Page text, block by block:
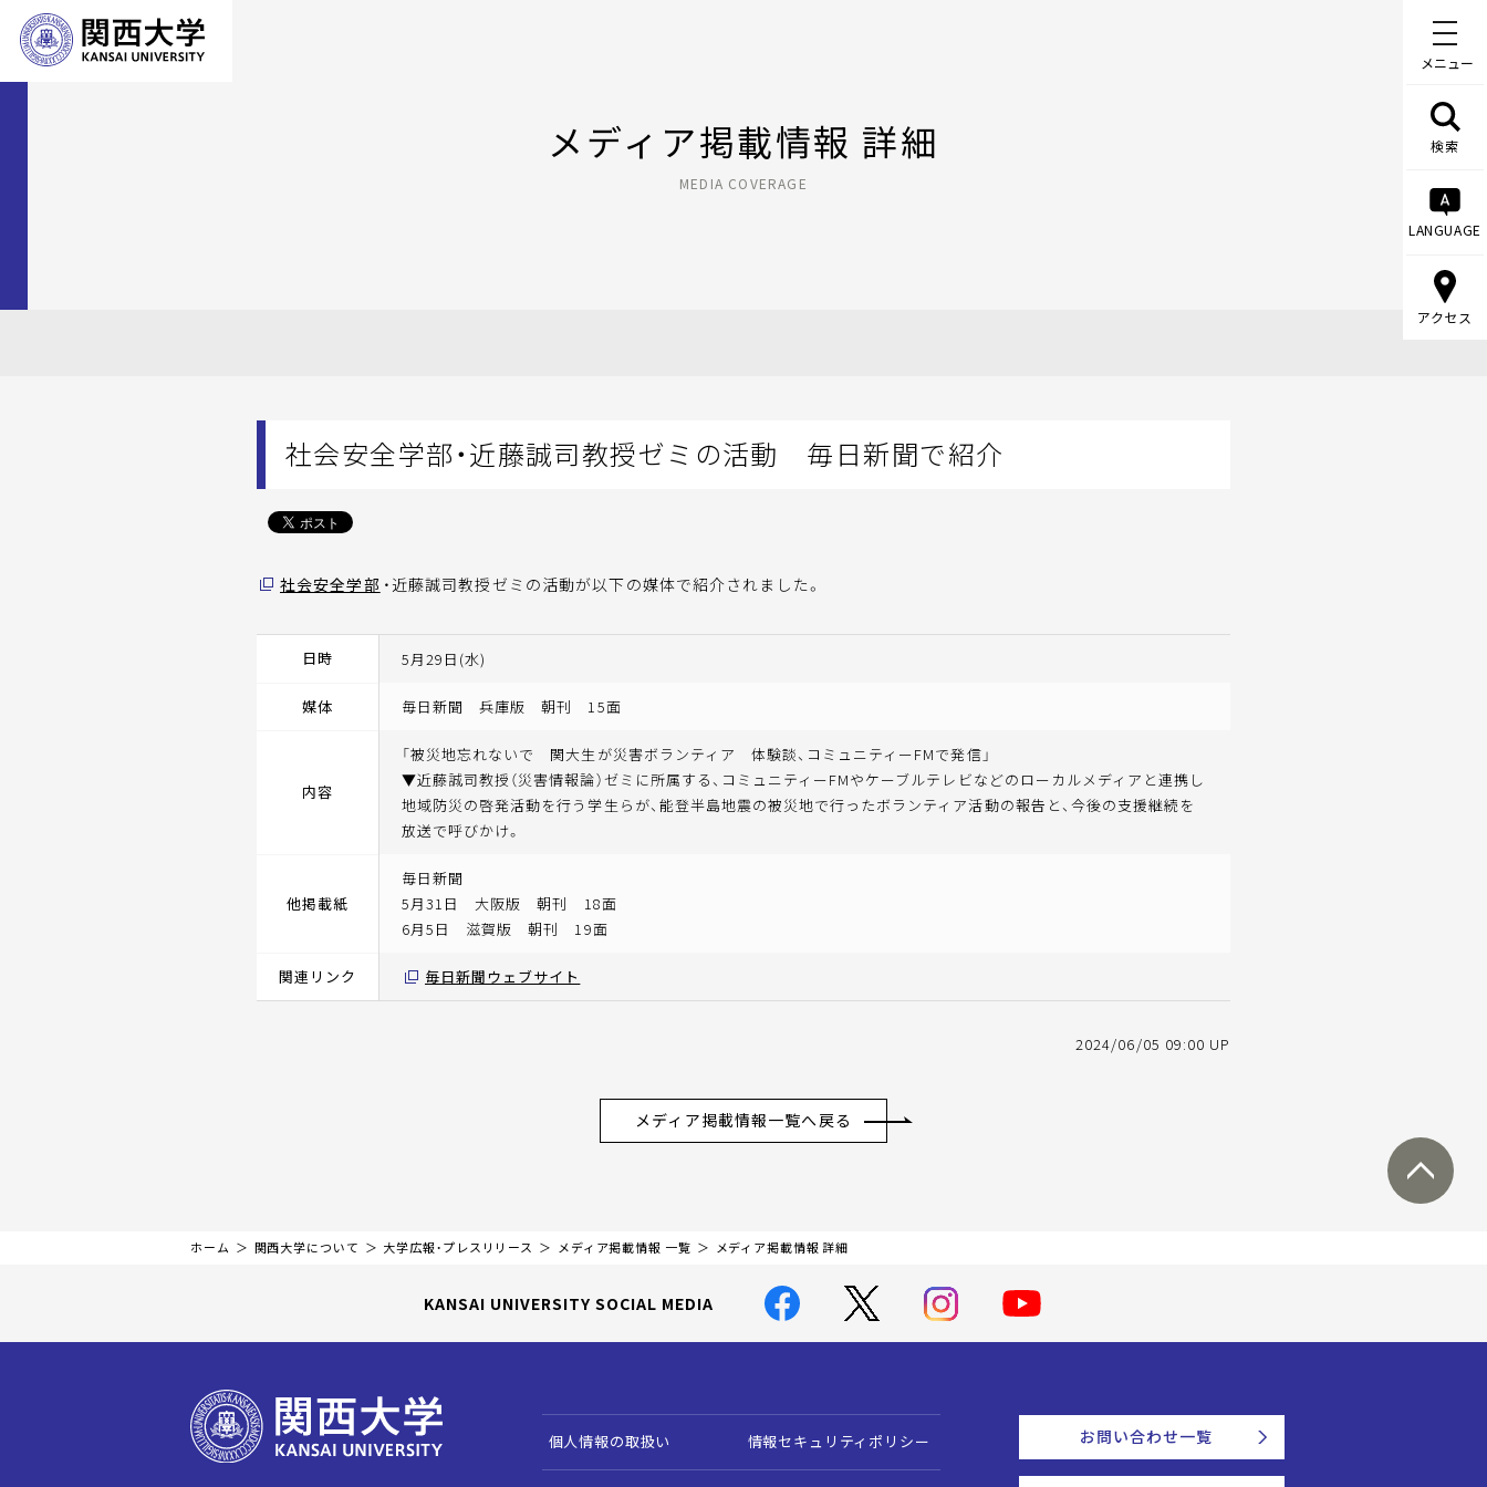
メニュー
検索
LANGUAGE
アクセス
メディア掲載情報 詳細
MEDIA COVERAGE
社会安全学部・近藤誠司教授ゼミの活動 毎日新聞で紹介
社会安全学部 ・近藤誠司教授ゼミの活動が以下の媒体で紹介されました。
日時 5月29日(水)
媒体 毎日新聞 兵庫版 朝刊 15面
内容
「被災地忘れないで 関大生が災害ボランティア 体験談、コミュニティーFMで発信」
▼近藤誠司教授（災害情報論）ゼミに所属する、コミュニティーFMやケーブルテレビなどのローカルメディアと連携し
地域防災の啓発活動を行う学生らが、能登半島地震の被災地で行ったボランティア活動の報告と、今後の支援継続を
放送で呼びかけ。
他掲載紙
毎日新聞
5月31日 大阪版 朝刊 18面
6月5日 滋賀版 朝刊 19面
関連リンク 毎日新聞ウェブサイト
2024/06/05 09:00 UP
メディア掲載情報一覧へ戻る
ホーム 関西大学について 大学広報・プレスリリース メディア掲載情報 一覧 メディア掲載情報 詳細
KANSAI UNIVERSITY SOCIAL MEDIA
個人情報の取扱い 情報セキュリティポリシー お問い合わせ一覧